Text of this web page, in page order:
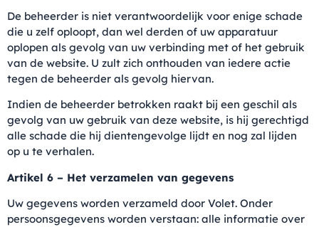
De beheerder is niet verantwoordelijk voor enige schade
die u zelf oploopt, dan wel derden of uw apparatuur
oplopen als gevolg van uw verbinding met of het gebruik
van de website. U zult zich onthouden van iedere actie
tegen de beheerder als gevolg hiervan.
Indien de beheerder betrokken raakt bij een geschil als
gevolg van uw gebruik van deze website, is hij gerechtigd
alle schade die hij dientengevolge lijdt en nog zal lijden
op u te verhalen.
Artikel 6 – Het verzamelen van gegevens
Uw gegevens worden verzameld door Volet. Onder
persoonsgegevens worden verstaan: alle informatie over